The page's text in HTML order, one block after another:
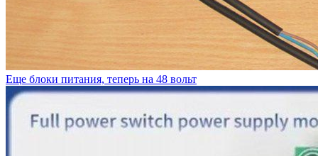
Еще блоки питания, теперь на 48 вольт